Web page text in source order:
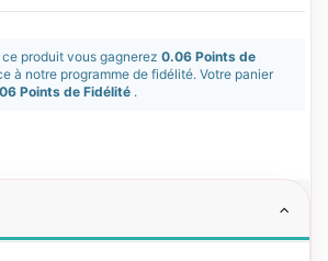
produit vous gagnerez 0.06 Points de
à notre programme de fidélité. Votre panier
Points de Fidélité .